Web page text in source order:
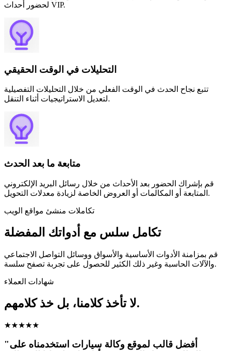
لحضور أحداث VIP.
التحليلات في الوقت الحقيقي
تتبع نجاح الحدث في الوقت الفعلي من خلال التحليلات التفصيلية
لتعديل الاستراتيجيات أثناء التنقل.
متابعة ما بعد الحدث
قم بإشراك الحضور بعد الأحداث من خلال رسائل البريد الإلكتروني
المتابعة أو المكالمات أو العروض الخاصة لزيادة معدلات التحويل.
تكاملات منشئ مواقع الويب
تكامل سلس مع أدواتك المفضلة
قم بمزامنة الأدوات الأساسية والأسواق ووسائل التواصل الاجتماعي
والآلات الحاسبة وغير ذلك الكثير للحصول على تجربة تصفح سلسة.
شهادات العملاء
لا تأخذ كلامنا، بل خذ كلامهم.
★★★★★
"أفضل قالب لموقع وكالة سيارات استخدمناه على